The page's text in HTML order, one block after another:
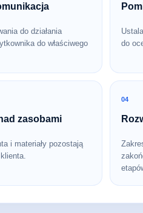
do działania
do właściwego
do
zasobami
i materiały pozostają
04